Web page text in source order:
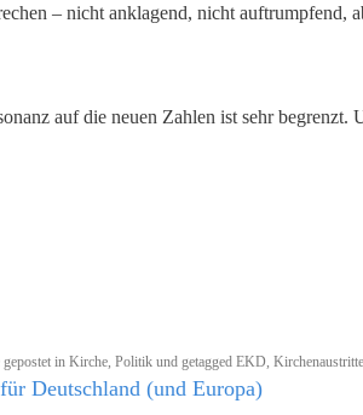
– nicht anklagend, nicht auftrumpfend,
auf die neuen Zahlen ist sehr
in Kirche, Politik und getagged EKD, Kirchenaustritte
Deutschland (und Europa)